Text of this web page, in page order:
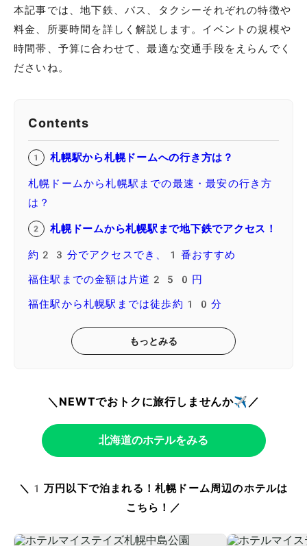
本記事では、地下鉄、バス、タクシーそれぞれの特徴や
料金、所要時間を詳しく解説します。イベントの規模や
時間帯、予算に合わせて、最適な交通手段をえらんでく
ださいね。
Contents
札幌駅から札幌ドームへの行き方は？
札幌ドームから札幌駅までの最速・最安の行き方
は？
札幌ドームから札幌駅まで地下鉄でアクセス！
約23分でアクセスでき、1番おすすめ
福住駅までの金額は片道250円
福住駅から札幌駅までは徒歩約10分
もっとみる
＼NEWTでおトクに旅行しませんか✈️／
北海道のホテルをみる
＼1万円以下で泊まれる！札幌ドーム周辺のホテルは
こちら！／